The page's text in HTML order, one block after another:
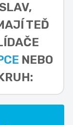
TEĎ
NEBO